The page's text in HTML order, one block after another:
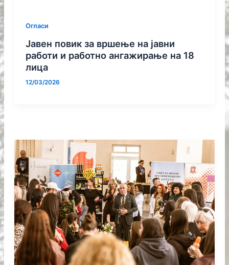
Огласи
Јавен повик за вршење на јавни
работи и работно ангажирање на 18
лица
12/03/2026